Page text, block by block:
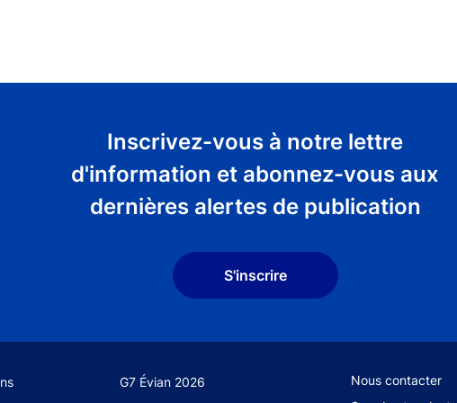
Inscrivez-vous à notre lettre
d'information et abonnez-vous aux
dernières alertes de publication
S'inscrire
G7 Évian 2026 Footer secondary
Nous contacter